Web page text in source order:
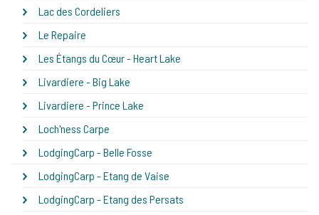
Lac des Cordeliers
Le Repaire
Les Étangs du Cœur - Heart Lake
Livardiere - Big Lake
Livardiere - Prince Lake
Loch'ness Carpe
LodgingCarp - Belle Fosse
LodgingCarp - Etang de Vaise
LodgingCarp - Etang des Persats